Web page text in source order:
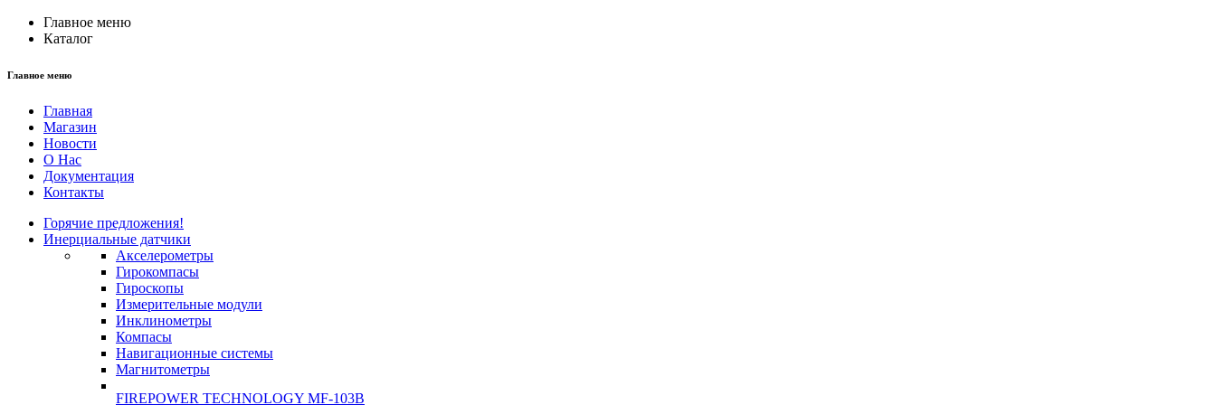
Главное меню
Каталог
Главное меню
Главная
Магазин
Новости
О Нас
Документация
Контакты
Горячие предложения!
Инерциальные датчики
Акселерометры
Гирокомпасы
Гироскопы
Измерительные модули
Инклинометры
Компасы
Навигационные системы
Магнитометры
FIREPOWER TECHNOLOGY MF-103B